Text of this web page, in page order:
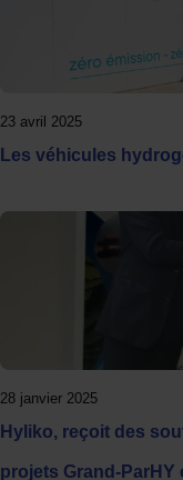
Les véhicules
23 avril 2025
Hyliko, reçoit des
projets Grand-ParHY
28 janvier 2025